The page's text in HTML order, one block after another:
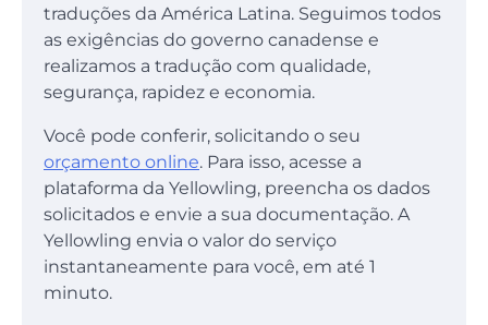
traduções da América Latina. Seguimos todos
as exigências do governo canadense e
realizamos a tradução com qualidade,
segurança, rapidez e economia.
Você pode conferir, solicitando o seu
orçamento online. Para isso, acesse a
plataforma da Yellowling, preencha os dados
solicitados e envie a sua documentação. A
Yellowling envia o valor do serviço
instantaneamente para você, em até 1
minuto.